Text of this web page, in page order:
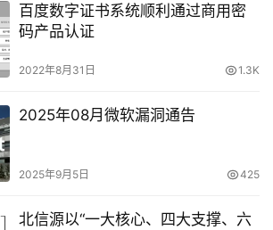
百度数字证书系统顺利通过商用密
码产品认证
2022年8月31日 1.3K
2025年08月微软漏洞通告
2025年9月5日 425
北信源以“一大核心、四大支撑、六